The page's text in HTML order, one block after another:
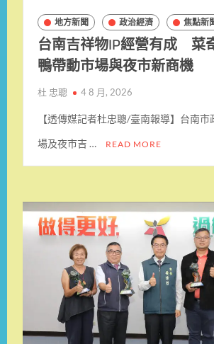
地方新聞 政治經濟 焦點新
台南吉祥物IP經營有成 菜
鴨帶動市場與夜市新商機
杜 忠聰 4 8 月, 2026
【透傳媒記者杜忠聰/臺南報導】台南
場及夜市吉 … READ MORE